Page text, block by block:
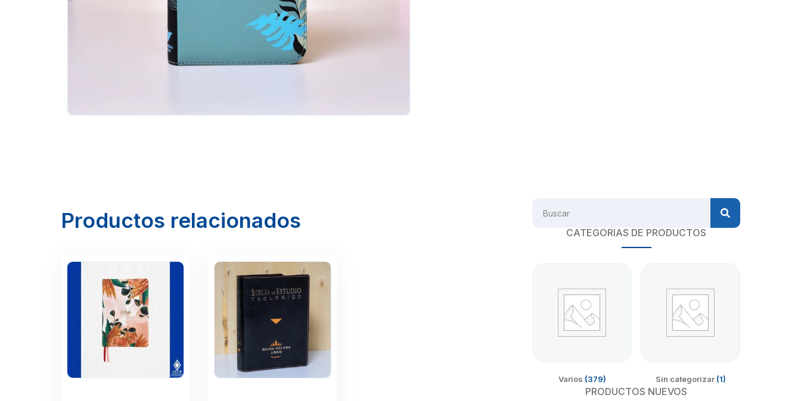
Productos relacionados CATEGORIAS DE PRODUCTOS
Varios (379) Sin categorizar (1)
PRODUCTOS NUEVOS